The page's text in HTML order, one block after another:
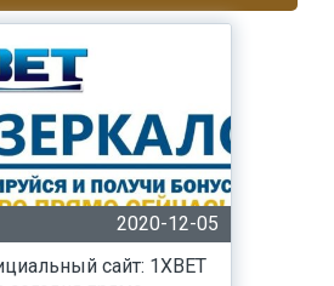
2020-12-05
сайт: 1XBET